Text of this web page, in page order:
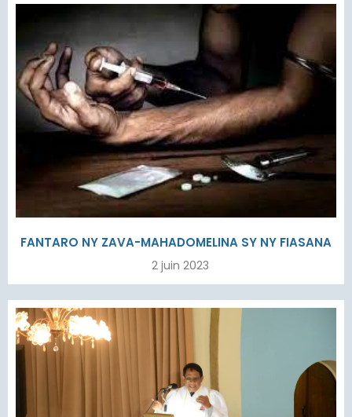
FANTARO NY ZAVA-MAHADOMELINA SY NY FIASANA
2 juin 2023